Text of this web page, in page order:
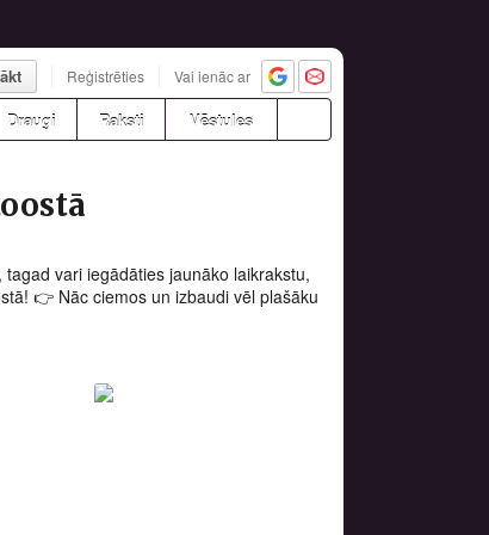
Reģistrēties Vai ienāc ar
Draugi Raksti Vēstules
vari iegādāties jaunāko laikrakstu,
👉 Nāc ciemos un izbaudi vēl plašāku